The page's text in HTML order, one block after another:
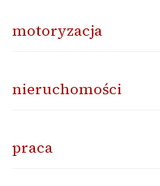
motoryzacja
nieruchomości
praca